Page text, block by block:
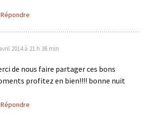
Répondre
2014 à 21 h 36 min
de nous faire partager ces bons
profitez en bien!!!! bonne nuit
Répondre